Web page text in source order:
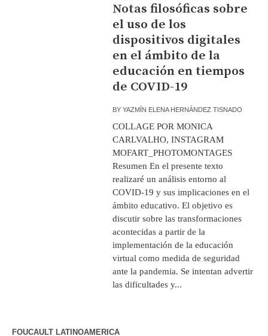
Notas filosóficas sobre
el uso de los
dispositivos digitales
en el ámbito de la
educación en tiempos
de COVID-19
BYYAZMÍN ELENA HERNÁNDEZ TISNADO
COLLAGE POR MONICA
CARLVALHO, INSTAGRAM
MOFART_PHOTOMONTAGES
Resumen En el presente texto
realizaré un análisis entorno al
COVID-19 y sus implicaciones en el
ámbito educativo. El objetivo es
discutir sobre las transformaciones
acontecidas a partir de la
implementación de la educación
virtual como medida de seguridad
ante la pandemia. Se intentan advertir
las dificultades y...
FOUCAULT LATINOAMERICA